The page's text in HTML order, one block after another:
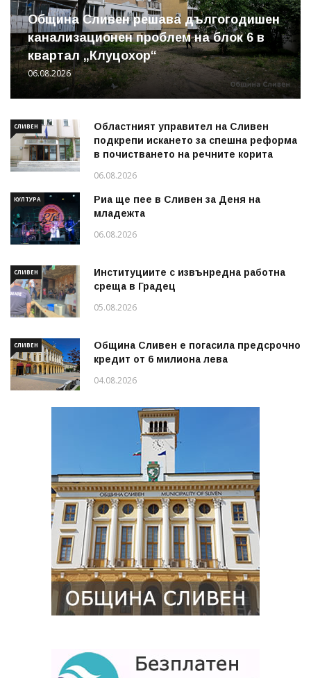
Община Сливен решава дългогодишен
канализационен проблем на блок 6 в
квартал „Клуцохор“
06.08.2026
СЛИВЕН
Областният управител на Сливен
подкрепи искането за спешна реформа
в почистването на речните корита
06.08.2026
КУЛТУРА
Риа ще пее в Сливен за Деня на
младежта
06.08.2026
СЛИВЕН
Институциите с извънредна работна
среща в Градец
05.08.2026
СЛИВЕН
Община Сливен е погасила предсрочно
кредит от 6 милиона лева
04.08.2026